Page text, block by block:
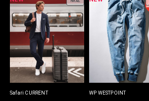
Safari CURRENT WP WESTPOINT